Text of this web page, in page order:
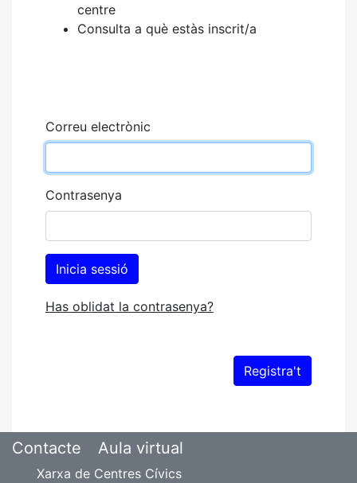
centre
Consulta a què estàs inscrit/a
Correu electrònic
Contrasenya
Has oblidat la contrasenya?
Contacte Aula virtual
Xarxa de Centres Cívics